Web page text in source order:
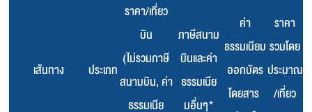
เส้นทาง ประเภท
ราคา/เที่ยว
บิน
(ไม่รวมภาษี
สนามบิน, ค่า
ธรรมเนีย
ภาษีสนาม
บินและค่า
ธรรมเนีย
มอื่นๆ*
ค่า
ธรรมเนียม
ออกบัตร
โดยสาร
ราคา
รวมโดย
ประมาณ
/เที่ยว